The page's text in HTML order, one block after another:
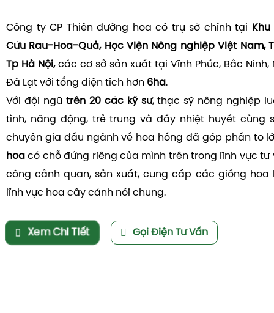
Công ty CP Thiên đường hoa có trụ sở chính tại
Cứu Rau-Hoa-Quả, Học Viện Nông nghiệp Việt Nam,
Tp Hà Nội,các cơ sở sản xuất tại Vĩnh Phúc, Bắc Ninh,
Đà Lạt với tổng diện tích hơn 6ha.
Với đội ngũ trên 20 các kỹ sư, thạc sỹ nông nghiệp
tình, năng động, trẻ trung và đầy nhiệt huyết cùng
chuyên gia đầu ngành về hoa hồng đã góp phần to
hoa có chỗ đứng riêng của mình trên trong lĩnh vực tư
công cảnh quan, sản xuất, cung cấp các giống hoa
lĩnh vực hoa cây cảnh nói chung.
Xem Chi Tiết Gọi Điện Tư Vấn